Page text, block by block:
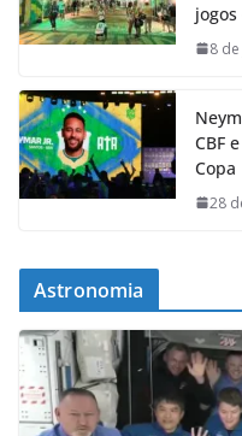
8
CBF
Copa
28
Astronomia